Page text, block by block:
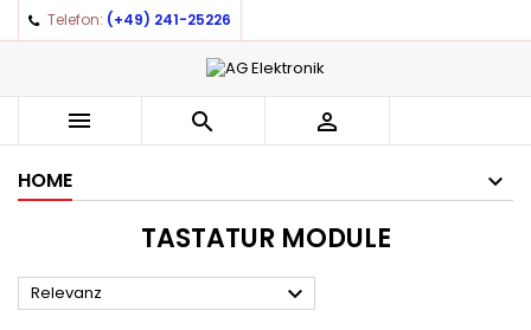
Telefon: (+49) 241-25226
  
HOME
TASTATUR MODULE
Relevanz 
Auf meine Wunschliste ×
add_circle_outlineCreate new list
((modalTitle)) ×
((confirmMessage))
((title)) ×
((label))
((cancelText)) ((createText))
Anmelden ×
You need to be logged in to save products in your
wishlist.
((cancelText)) ((loginText))